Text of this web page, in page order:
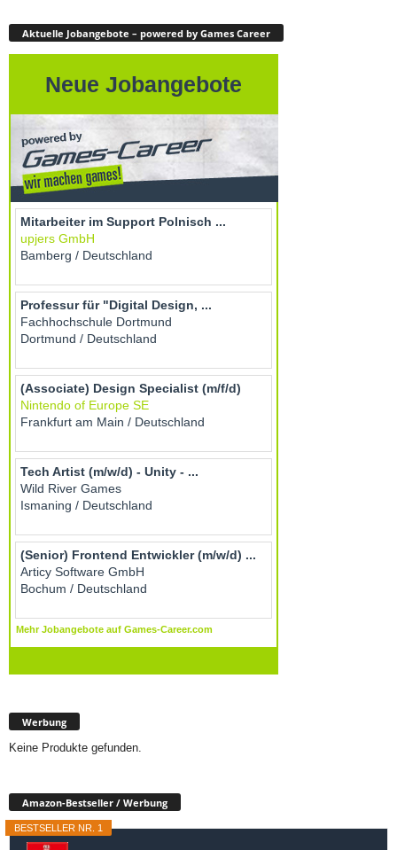
Aktuelle Jobangebote – powered by Games Career
Werbung
Keine Produkte gefunden.
Amazon-Bestseller / Werbung
BESTSELLER NR. 1